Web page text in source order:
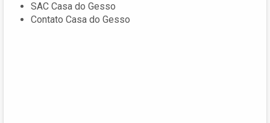
SAC Casa do Gesso
Contato Casa do Gesso